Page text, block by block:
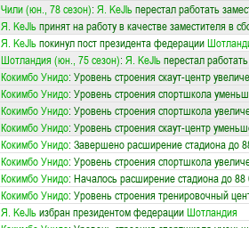
Чили (юн., 78 сезон): Я. KеJlьперестал работать
Я. KеJlьпринят на работу в качестве заместителя в
Я. KеJlьпокинул пост президента федерации
Шотландия (юн., 75 сезон): Я. KеJlьперестал
Кокимбо Унидо: Уровень строения скаут-центр
Кокимбо Унидо: Уровень строения спортшкола
Кокимбо Унидо: Уровень строения спортшкола
Кокимбо Унидо: Уровень строения скаут-центр
Кокимбо Унидо: Завершено расширение стадиона до
Кокимбо Унидо: Уровень строения спортшкола
Кокимбо Унидо: Началось расширение стадиона до 88
Кокимбо Унидо: Уровень строения тренировочный
Я. KеJlьизбран президентом федерацииШотландия